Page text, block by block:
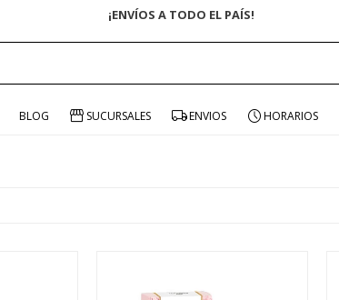
ENVÍO GRATIS EN COMPRAS +$1500 CON CUPÓN "ENVÍO"
BLOG SUCURSALES ENVIOS HORARIOS